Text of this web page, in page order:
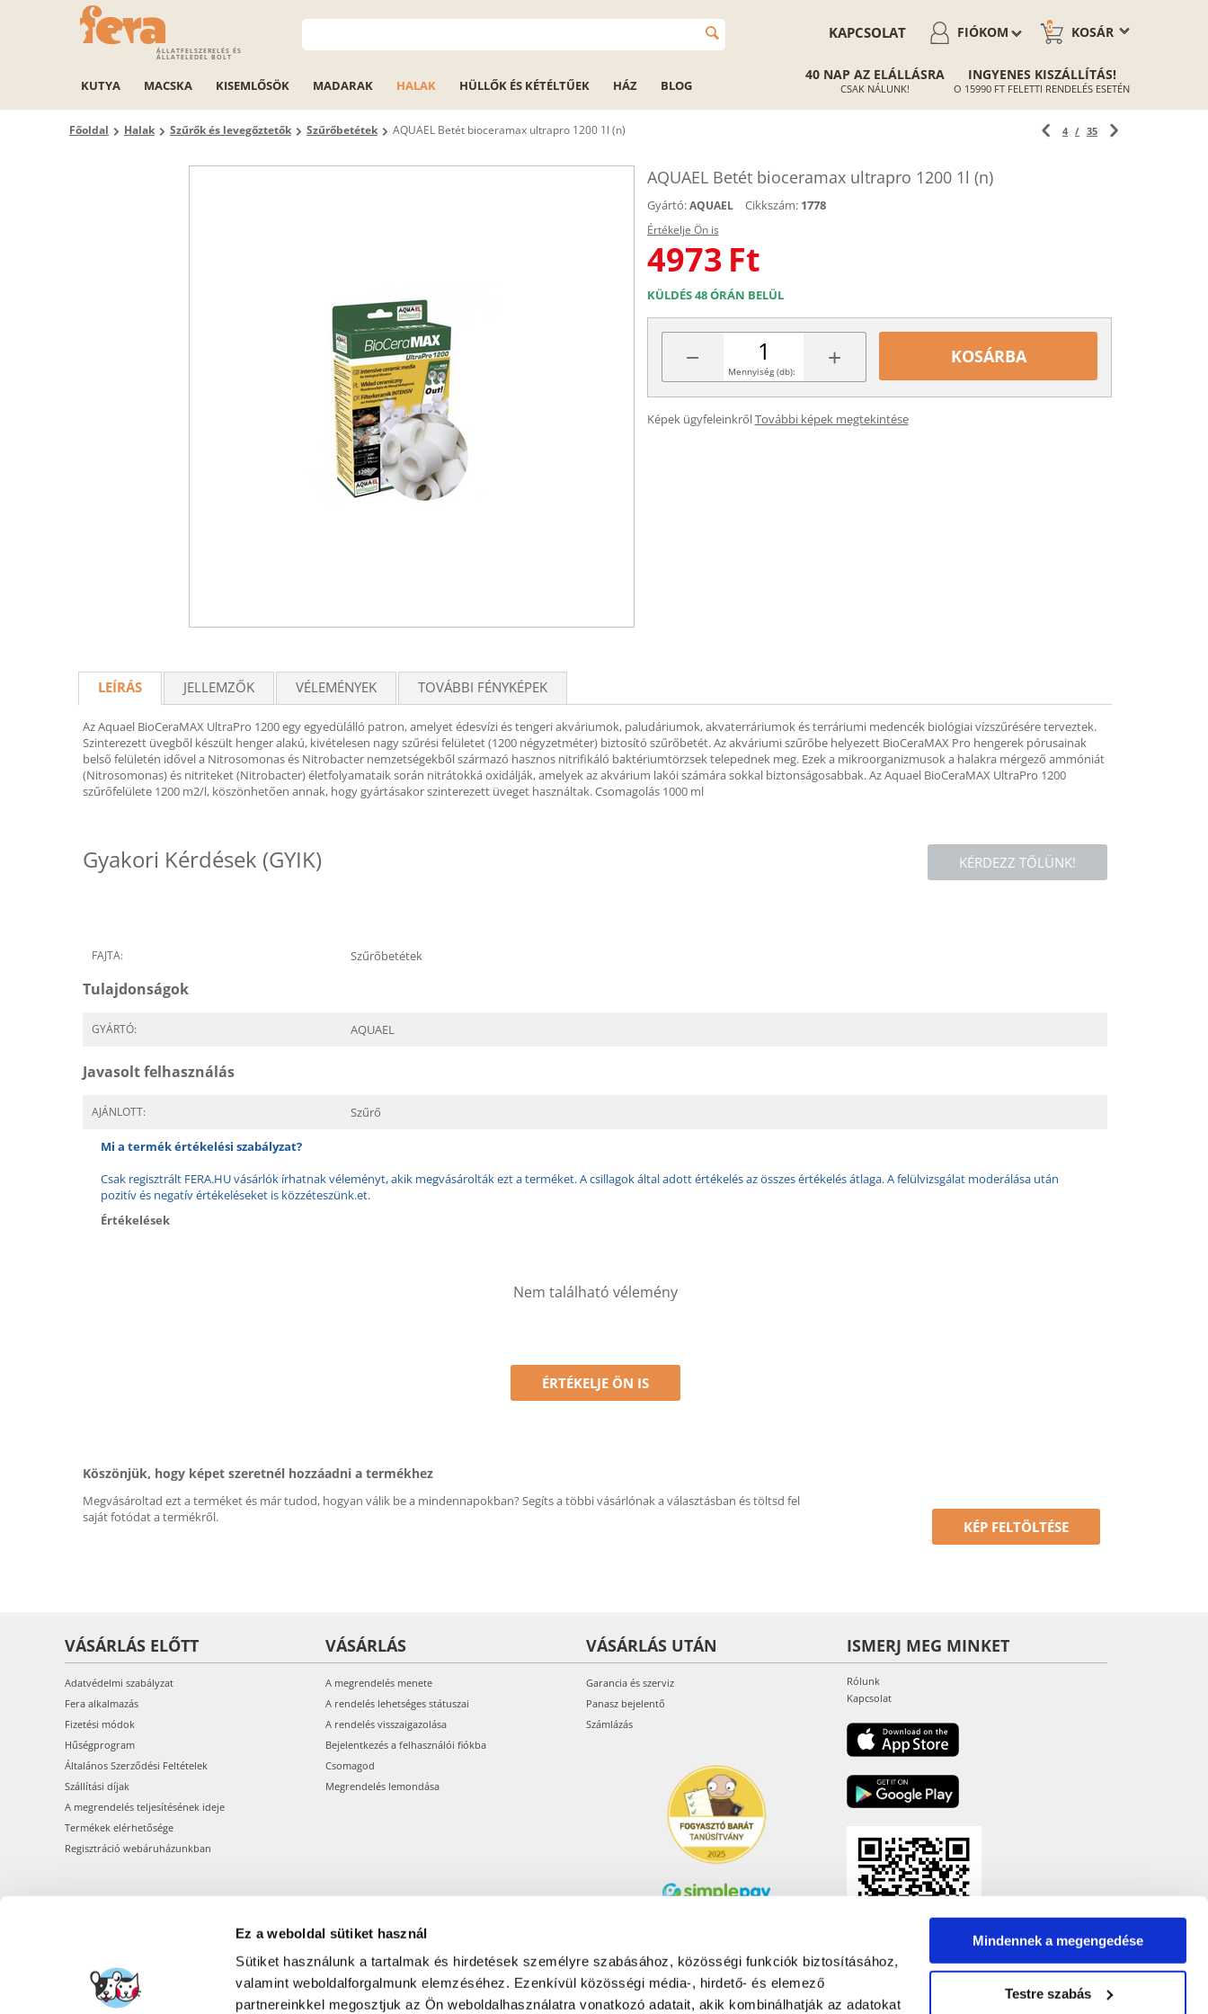
Ez a weboldal sütiket használ
Sütiket használunk a tartalmak és hirdetések személyre szabásához, közösségi funkciók biztosításához,
valamint weboldalforgalmunk elemzéséhez. Ezenkívül közösségi média-, hirdető- és elemező
partnereinkkel megosztjuk az Ön weboldalhasználatra vonatkozó adatait, akik kombinálhatják az adatokat
Mindennek a megengedése
Testre szabás
ÁLLATFELSZERELÉS ÉS
ÁLLATELEDEL BOLT
KOSÁR
0
FIÓKOM
KAPCSOLAT
KUTYA MACSKA KISEMLŐSÖK MADARAK HALAK HÜLLŐK ÉS KÉTÉLTŰEK HÁZ BLOG
40 NAP AZ ELÁLLÁSRA
CSAK NÁLUNK!
INGYENES KISZÁLLÍTÁS!
O 15990 FT FELETTI RENDELÉS ESETÉN
Főoldal Halak Szűrők és levegőztetők Szűrőbetétek AQUAEL Betét bioceramax ultrapro 1200 1l (n) 4 / 35
AQUAEL Betét bioceramax ultrapro 1200 1l (n)
Gyártó: AQUAEL Cikkszám: 1778
Értékelje Ön is
4973 Ft
KÜLDÉS 48 ÓRÁN BELÜL
− +
Mennyiség (db):
KOSÁRBA
Képek ügyfeleinkrőlTovábbi képek megtekintése
LEÍRÁS JELLEMZŐK VÉLEMÉNYEK TOVÁBBI FÉNYKÉPEK
Az Aquael BioCeraMAX UltraPro 1200 egy egyedülálló patron, amelyet édesvízi és tengeri akváriumok, paludáriumok, akvaterráriumok és terráriumi medencék biológiai vízszűrésére terveztek.
Szinterezett üvegből készült henger alakú, kivételesen nagy szűrési felületet (1200 négyzetméter) biztosító szűrőbetét. Az akváriumi szűrőbe helyezett BioCeraMAX Pro hengerek pórusainak
belső felületén idővel a Nitrosomonas és Nitrobacter nemzetségekből származó hasznos nitrifikáló baktériumtörzsek telepednek meg. Ezek a mikroorganizmusok a halakra mérgező ammóniát
(Nitrosomonas) és nitriteket (Nitrobacter) életfolyamataik során nitrátokká oxidálják, amelyek az akvárium lakói számára sokkal biztonságosabbak. Az Aquael BioCeraMAX UltraPro 1200
szűrőfelülete 1200 m2/l, köszönhetően annak, hogy gyártásakor szinterezett üveget használtak. Csomagolás 1000 ml
KÉRDEZZ TŐLÜNK!
Gyakori Kérdések (GYIK)
FAJTA: Szűrőbetétek
Tulajdonságok
GYÁRTÓ: AQUAEL
Javasolt felhasználás
AJÁNLOTT: Szűrő
Mi a termék értékelési szabályzat?
Csak regisztrált FERA.HU vásárlók írhatnak véleményt, akik megvásárolták ezt a terméket. A csillagok által adott értékelés az összes értékelés átlaga. A felülvizsgálat moderálása után
pozitív és negatív értékeléseket is közzéteszünk.et.
Értékelések
Nem található vélemény
ÉRTÉKELJE ÖN IS
Köszönjük, hogy képet szeretnél hozzáadni a termékhez
Megvásároltad ezt a terméket és már tudod, hogyan válik be a mindennapokban? Segíts a többi vásárlónak a választásban és töltsd fel
saját fotódat a termékről.
KÉP FELTÖLTÉSE
VÁSÁRLÁS ELŐTT
Adatvédelmi szabályzat
Fera alkalmazás
Fizetési módok
Hűségprogram
Általános Szerződési Feltételek
Szállítási díjak
A megrendelés teljesítésének ideje
Termékek elérhetősége
Regisztráció webáruházunkban
VÁSÁRLÁS
A megrendelés menete
A rendelés lehetséges státuszai
A rendelés visszaigazolása
Bejelentkezés a felhasználói fiókba
Csomagod
Megrendelés lemondása
VÁSÁRLÁS UTÁN
Garancia és szerviz
Panasz bejelentő
Számlázás
Olcsóbbat.hu – Spórolni
ISMERJ MEG MINKET
Rólunk
Kapcsolat